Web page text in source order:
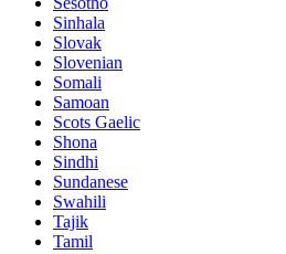
Sinhala
Slovak
Slovenian
Somali
Samoan
Scots Gaelic
Shona
Sindhi
Sundanese
Swahili
Tajik
Tamil